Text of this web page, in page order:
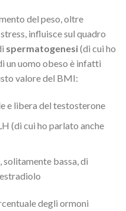
del peso, oltre
influisce sul quadro
spermatogenesi(di cui ho
un uomo obeso è infatti
valore del BMI:
e libera del testosterone
(di cui ho parlato anche
bassa, di
degli ormoni